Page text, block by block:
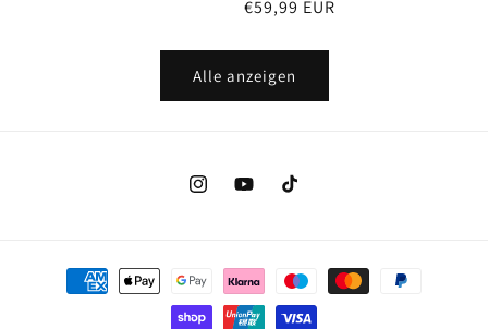
Normaler
€59,99 EUR
Alle anzeigen
InstagramYouTubeTikTok
Zahlungsmethoden